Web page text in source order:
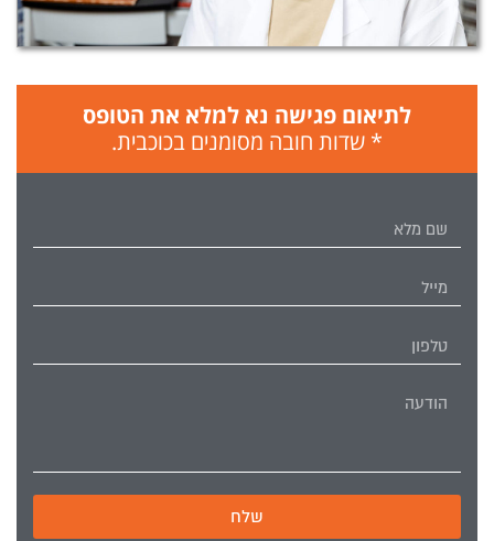
לתיאום פגישה נא למלא את הטופס
* שדות חובה מסומנים בכוכבית.
שלח